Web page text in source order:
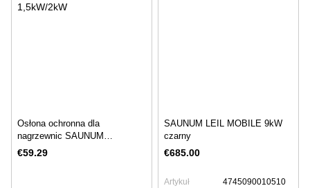
Osłona ochronna dla
nagrzewnic SAUNUM
1,5kW/2kW
€59.29
SAUNUM LEIL MOBILE 9kW
czarny
€685.00
Artykuł
4745090010510